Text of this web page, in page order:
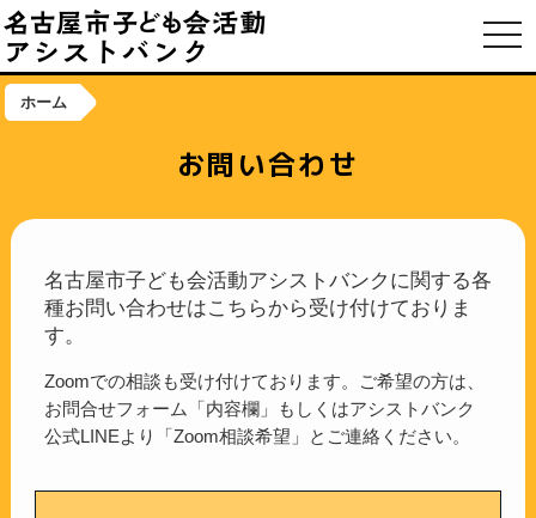
ホーム
お問い合わせ
名古屋市子ども会活動アシストバンクに関する各
種お問い合わせはこちらから受け付けておりま
す。
Zoomでの相談も受け付けております。ご希望の方は、
お問合せフォーム「内容欄」もしくはアシストバンク
公式LINEより「Zoom相談希望」とご連絡ください。